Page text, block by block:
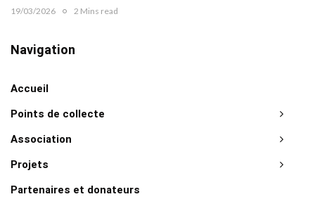
19/03/2026 2 Mins read
Navigation
Accueil
Points de collecte
Association
Projets
Partenaires et donateurs